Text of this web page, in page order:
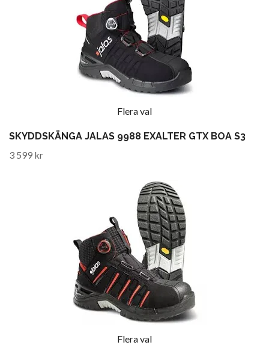
Flera val
SKYDDSKÄNGA JALAS 9988 EXALTER GTX BOA S3
3 599 kr
Flera val